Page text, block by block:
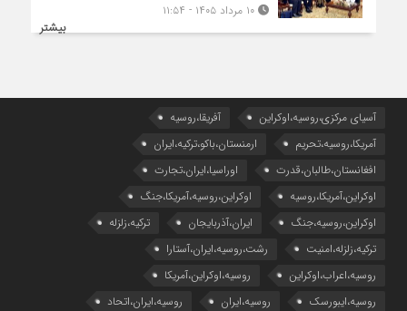
۱۰ مرداد ۱۴۰۵ - ۱۱:۵۴
بیشتر
آسیای مرکزی،روسیه،اوکراین
آفریقا،روسیه
آمریکا،روسیه،تحریم
ارمنستان،باکو،ترکیه،ایران
افغانستان،طالبان،قدرت
اوراسیا،ایران،تجارت
اوکراین،آمریکا،روسیه
اوکراین،روسیه،آمریکا،جنگ
اوکراین،روسیه،جنگ
ایران،آذربایجان
ترکیه،زلزله
ترکیه،زلزله،امنیت
رشت،روسیه،ایران،آستارا
روسیه،اعراب،اوکراین
روسیه،اوکراین،آمریکا
روسیه،ایبورسک
روسیه،ایران
روسیه،ایران،اتحاد